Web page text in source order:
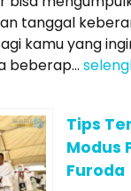
tanggal
kamu yang
beberap...
Tips
Modus
Furoda